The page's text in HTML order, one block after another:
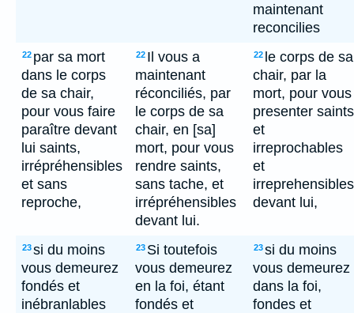
maintenant
reconcilies
22 par sa mort
dans le corps
de sa chair,
pour vous faire
paraître devant
lui saints,
irrépréhensibles
et sans
reproche,
22 Il vous a
maintenant
réconciliés, par
le corps de sa
chair, en [sa]
mort, pour vous
rendre saints,
sans tache, et
irrépréhensibles
devant lui.
22 le corps de sa
chair, par la
mort, pour vous
presenter saints
et
irreprochables
et
irreprehensibles
devant lui,
23si du moins
vous demeurez
fondés et
inébranlables
23 Si toutefois
vous demeurez
en la foi, étant
fondés et
23si du moins
vous demeurez
dans la foi,
fondes et